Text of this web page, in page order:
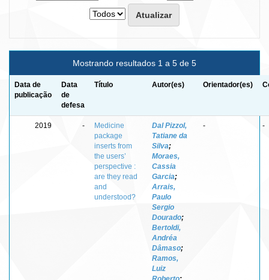
Mostrando resultados 1 a 5 de 5
Data de
publicação
Data
de
defesa
Título Autor(es) Orientador(es)
2019 -
Medicine
package
inserts from
the users’
perspective :
are they read
and
understood?
Dal Pizzol,
Tatiane da
Silva;
Moraes,
Cassia
Garcia;
Arrais,
Paulo
Sergio
Dourado;
Bertoldi,
Andréa
Dâmaso;
Ramos,
Luiz
- -